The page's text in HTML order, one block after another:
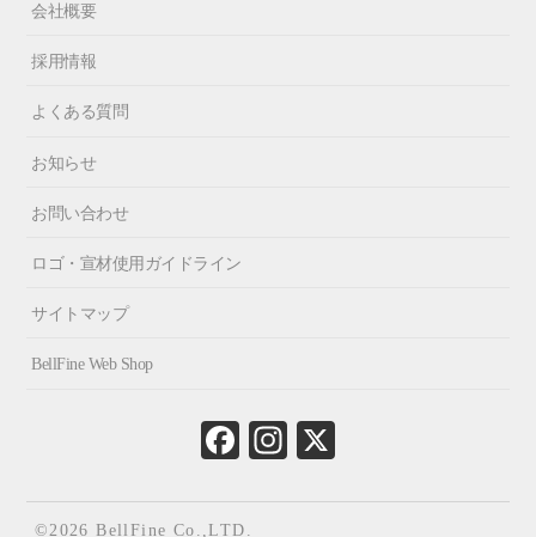
会社概要
採用情報
よくある質問
お知らせ
お問い合わせ
ロゴ・宣材使用ガイドライン
サイトマップ
BellFine Web Shop
Fa
ce
ok
In
st
©2026 BellFine Co.,LTD.